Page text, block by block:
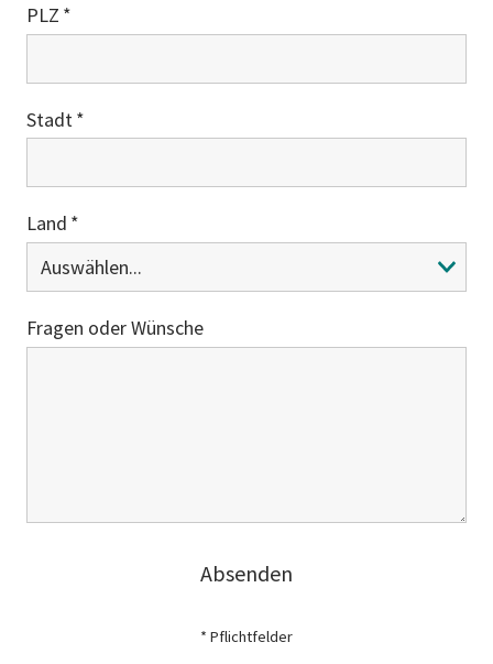
PLZ
Stadt
Land
Fragen oder Wünsche
Absenden
* Pflichtfelder